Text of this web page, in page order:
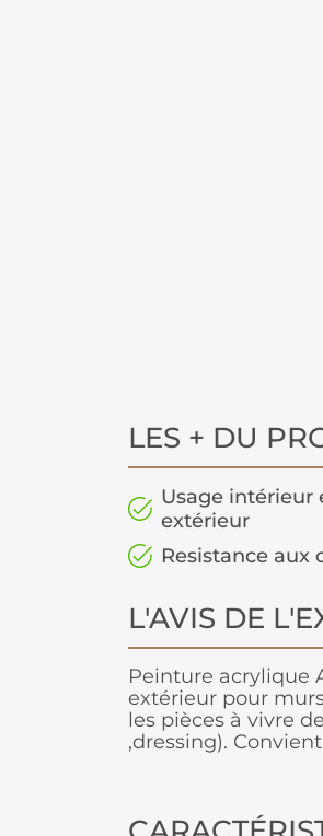
LES + DU
Usage intérieur
extérieur
Resistance aux
L'AVIS DE
Peinture acrylique
extérieur pour
les pièces à vivre
,dressing).